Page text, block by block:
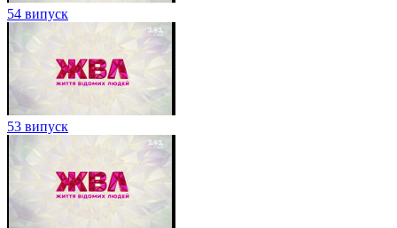
54 випуск
53 випуск